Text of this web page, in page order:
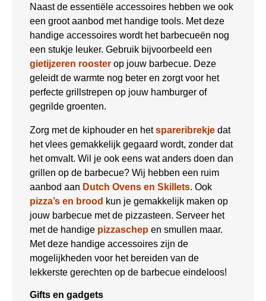
Naast de essentiële accessoires hebben we ook
een groot aanbod met handige tools. Met deze
handige accessoires wordt het barbecueën nog
een stukje leuker. Gebruik bijvoorbeeld een
gietijzeren rooster op jouw barbecue. Deze
geleidt de warmte nog beter en zorgt voor het
perfecte grillstrepen op jouw hamburger of
gegrilde groenten.
Zorg met de kiphouder en hetspareribrekje dat
het vlees gemakkelijk gegaard wordt, zonder dat
het omvalt. Wil je ook eens wat anders doen dan
grillen op de barbecue? Wij hebben een ruim
aanbod aan Dutch Ovens en Skillets. Ook
pizza’s en brood kun je gemakkelijk maken op
jouw barbecue met de pizzasteen. Serveer het
met de handige pizzaschep en smullen maar.
Met deze handige accessoires zijn de
mogelijkheden voor het bereiden van de
lekkerste gerechten op de barbecue eindeloos!
Gifts en gadgets